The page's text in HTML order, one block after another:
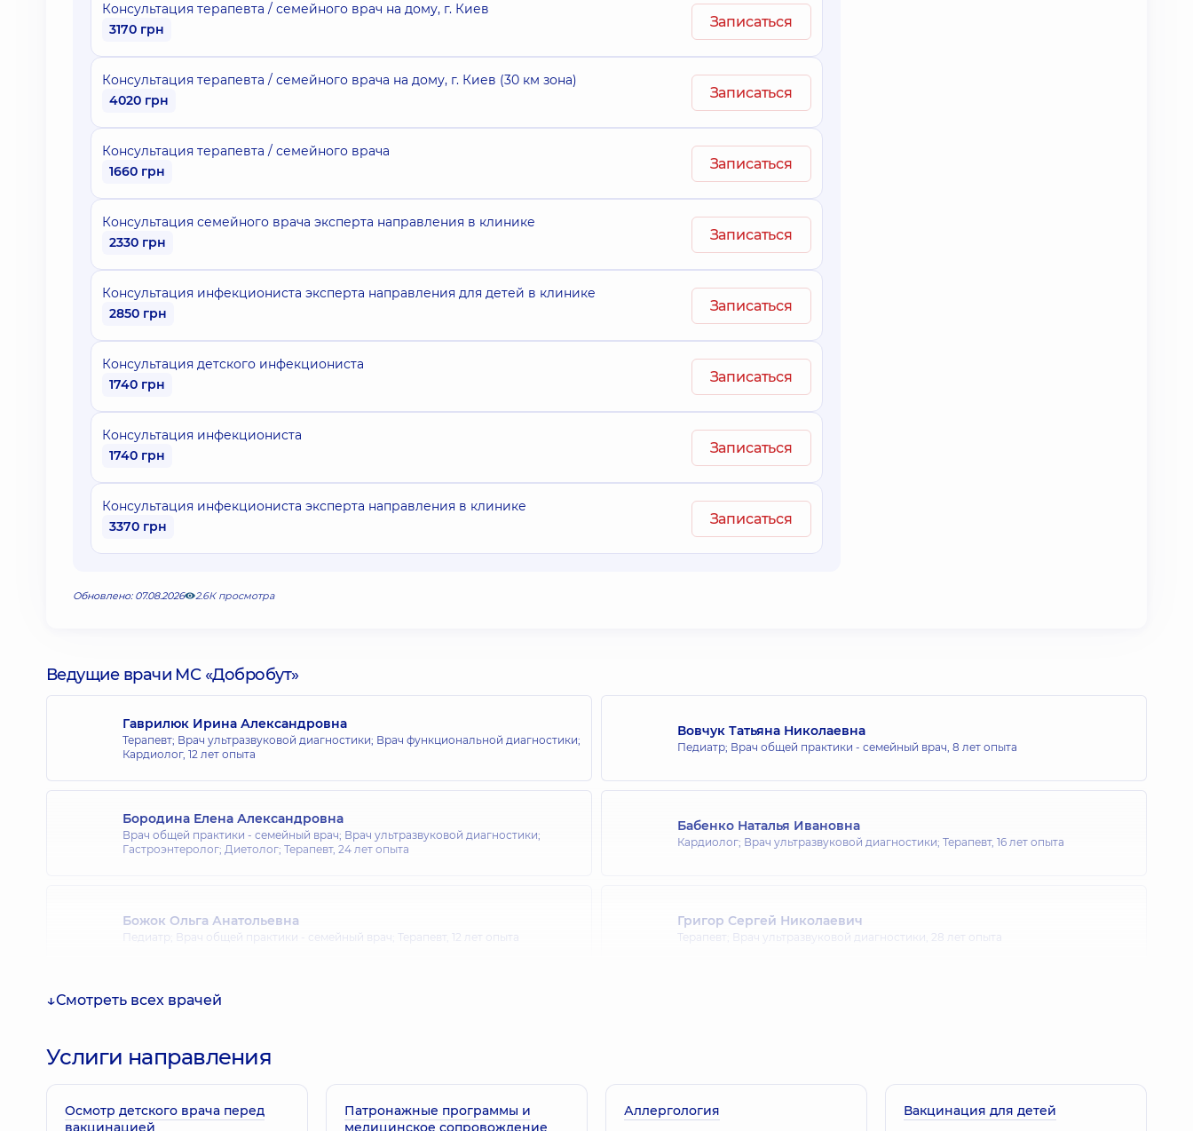
Консультация терапевта / семейного врач на дому, г. Киев
3170 грн
Записаться
Консультация терапевта / семейного врача на дому, г. Киев (30 км зона)
4020 грн
Записаться
Консультация терапевта / семейного врача
1660 грн
Записаться
Консультация семейного врача эксперта направления в клинике
2330 грн
Записаться
Консультация инфекциониста эксперта направления для детей в клинике
2850 грн
Записаться
Консультация детского инфекциониста
1740 грн
Записаться
Консультация инфекциониста
1740 грн
Записаться
Консультация инфекциониста эксперта направления в клинике
3370 грн
Записаться
Обновлено: 07.08.2026 2.6К просмотра
Ведущие врачи МС «Добробут»
Гаврилюк Ирина Александровна
Терапевт; Врач ультразвуковой диагностики; Врач функциональной диагностики;
Кардиолог, 12 лет опыта
Вовчук Татьяна Николаевна
Педиатр; Врач общей практики - семейный врач, 8 лет опыта
Бородина Елена Александровна
Врач общей практики - семейный врач; Врач ультразвуковой диагностики;
Гастроэнтеролог; Диетолог; Терапевт, 24 лет опыта
Бабенко Наталья Ивановна
Кардиолог; Врач ультразвуковой диагностики; Терапевт, 16 лет опыта
Божок Ольга Анатольевна
Педиатр; Врач общей практики - семейный врач; Терапевт, 12 лет опыта
Григор Сергей Николаевич
Терапевт; Врач ультразвуковой диагностики, 28 лет опыта
Билаш Наталия Николаевна
Терапевт; Гастроэнтеролог, 17 лет опыта
Белоконский Дмитрий Владимирович
Смотреть всех врачей
Услиги направления
Осмотр детского врача перед
вакцинацией
Патронажные программы и
медицинское сопровождение
Аллергология Вакцинация для детей